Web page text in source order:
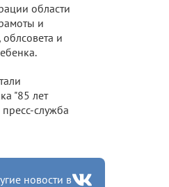
области
и
и
"85 лет
служба
новости в